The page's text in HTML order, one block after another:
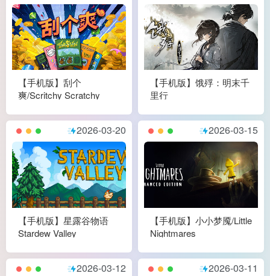
【手机版】刮个
爽/Scritchy Scratchy
【手机版】饿殍：明末千
里行
2026-03-20
【手机版】星露谷物语
Stardew Valley
2026-03-15
【手机版】小小梦魇/Little
Nightmares
2026-03-12 2026-03-11